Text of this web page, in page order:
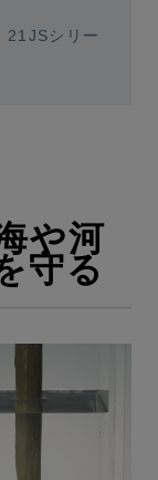
21JSシリー
や河
守る